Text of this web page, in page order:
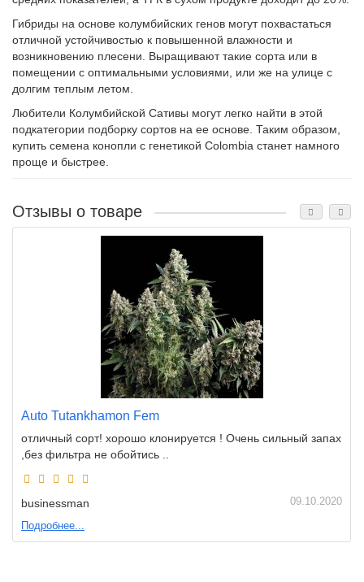
Гибриды на основе колумбийских генов могут похвастаться
отличной устойчивостью к повышенной влажности и
возникновению плесени. Выращивают такие сорта или в
помещении с оптимальными условиями, или же на улице с
долгим теплым летом.
Любители Колумбийской Сативы могут легко найти в этой
подкатегории подборку сортов на ее основе. Таким образом,
купить семена конопли с генетикой Colombia станет намного
проще и быстрее.
Отзывы о товаре
Auto Tutankhamon Fem
отличный сорт! хорошо клонируется ! Очень сильный запах
,без фильтра не обойтись ..
businessman 09.10.2020
Подробнее...